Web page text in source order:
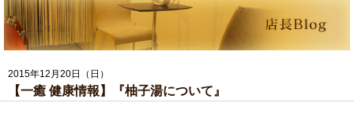
2015年12月20日（日）
【一癒 健康情報】『柚子湯について』